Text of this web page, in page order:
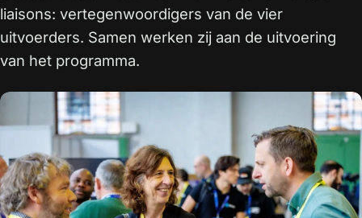
liaisons: vertegenwoordigers van de vier
uitvoerders. Samen werken zij aan de uitvoering
van het programma.